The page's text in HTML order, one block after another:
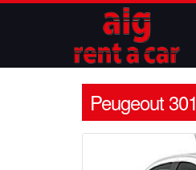
Peugeout 301